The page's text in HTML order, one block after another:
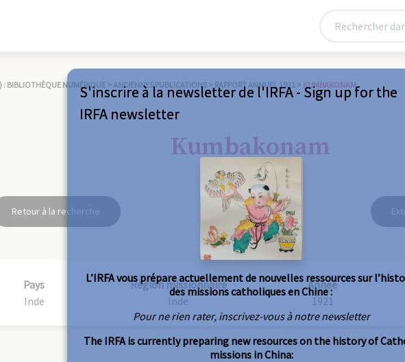
: BIBLIOTHÈQUE NUMÉRIQUE> ANCIENNES PUBLICATIONS > RAPPORT ANNUEL 1921 > KUMBAKONAM
Kumbakonam
Retour à la recherche
Pays
Inde
Région missionnaire
Inde
Année
1921
S'inscrire à la newsletter de l'IRFA - Sign up for the
IRFA newsletter
L’IRFA vous prépare actuellement de nouvelles ressources sur
des missions catholiques en Chine :
Pour ne rien rater, inscrivez-vous à notre newsletter
The IRFA is currently preparing new resources on the history of
missions in China: